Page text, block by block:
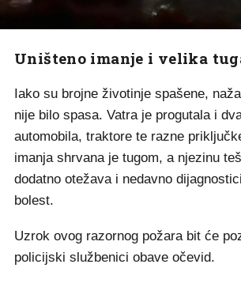
Uništeno imanje i velika
Iako su brojne životinje spašene,
nije bilo spasa. Vatra je progutala i
automobila, traktore te razne
imanja shrvana je tugom, a njezinu
dodatno otežava i nedavno
bolest.
Uzrok ovog razornog požara bit će
policijski službenici obave očevid.